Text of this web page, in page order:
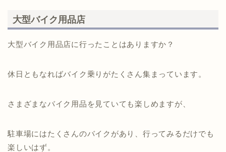
大型バイク用品店
大型バイク用品店に行ったことはありますか？
休日ともなればバイク乗りがたくさん集まっています。
さまざまなバイク用品を見ていても楽しめますが、
駐車場にはたくさんのバイクがあり、行ってみるだけでも
楽しいはず。